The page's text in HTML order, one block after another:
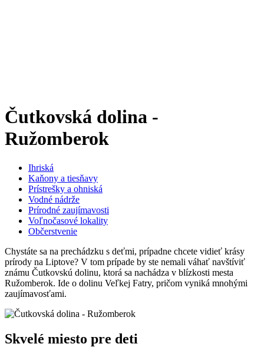
Čutkovská dolina -
Ružomberok
Ihriská
Kaňony a tiesňavy
Prístrešky a ohniská
Vodné nádrže
Prírodné zaujímavosti
Voľnočasové lokality
Občerstvenie
Chystáte sa na prechádzku s deťmi, prípadne chcete vidieť krásy
prírody na Liptove? V tom prípade by ste nemali váhať navštíviť
známu Čutkovskú dolinu, ktorá sa nachádza v blízkosti mesta
Ružomberok. Ide o dolinu Veľkej Fatry, pričom vyniká mnohými
zaujímavosťami.
Skvelé miesto pre deti